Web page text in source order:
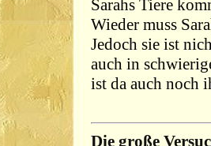
Sarahs Tiere
Wieder muss
Jedoch sie ist
auch in
ist da auch
Die große